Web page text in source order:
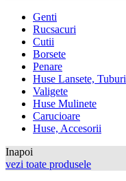
Genti
Rucsacuri
Cutii
Borsete
Penare
Huse Lansete, Tuburi
Valigete
Huse Mulinete
Carucioare
Huse, Accesorii
Inapoi
vezi toate produsele